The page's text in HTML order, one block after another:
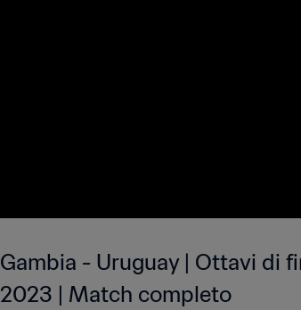
Gambia - Uruguay | Ottavi di
2023 | Match completo